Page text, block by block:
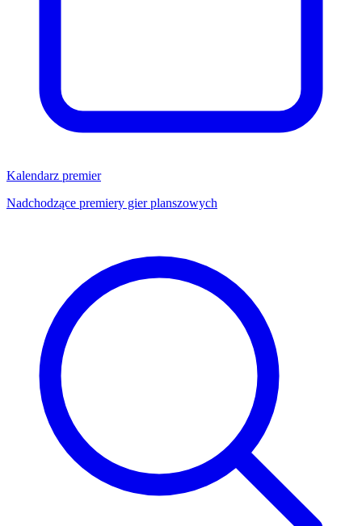
Kalendarz premier
Nadchodzące premiery gier planszowych